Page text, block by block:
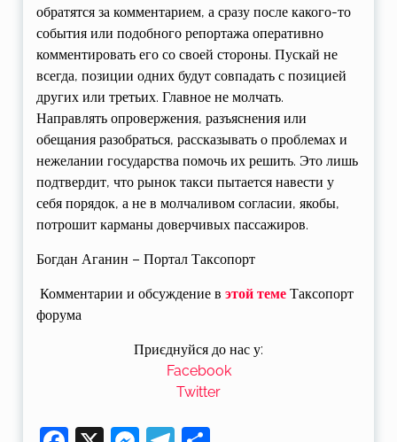
обратятся за комментарием, а сразу после какого-то
события или подобного репортажа оперативно
комментировать его со своей стороны. Пускай не
всегда, позиции одних будут совпадать с позицией
других или третьих. Главное не молчать.
Направлять опровержения, разъяснения или
обещания разобраться, рассказывать о проблемах и
нежелании государства помочь их решить. Это лишь
подтвердит, что рынок такси пытается навести у
себя порядок, а не в молчаливом согласии, якобы,
потрошит карманы доверчивых пассажиров.
Богдан Аганин – Портал Таксопорт
Комментарии и обсуждение вэтой теме Таксопорт
форума
Приєднуйся до нас у:
Facebook
Twitter